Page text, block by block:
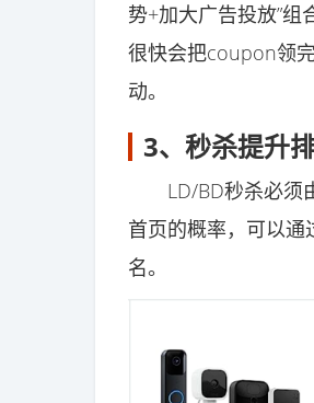
势+加大广告投放”
很快会把coupon领
动。
3、秒杀提升
LD/BD秒杀必须由
首页的概率，可以
名。